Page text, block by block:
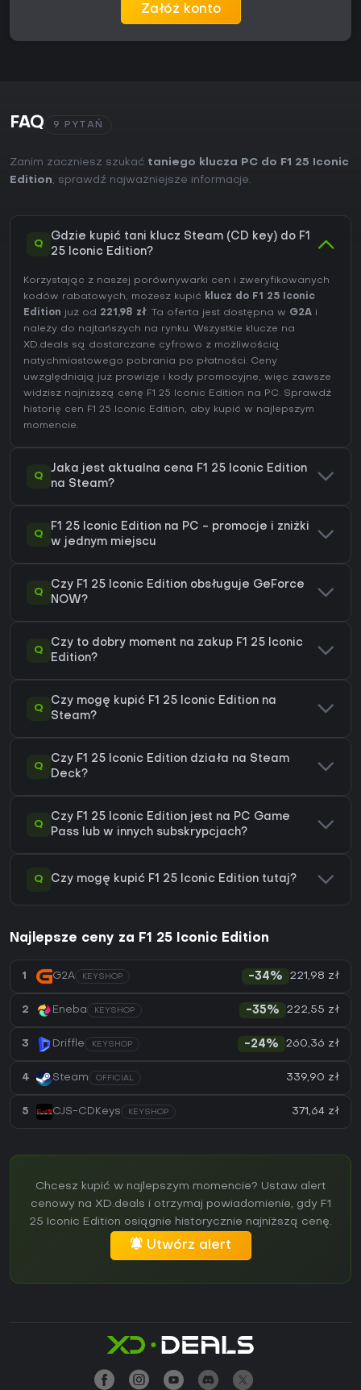
Załóż konto
FAQ 9 PYTAŃ
Zanim zaczniesz szukać taniego klucza PC do F1 25 Iconic
Edition, sprawdź najważniejsze informacje.
Q
Gdzie kupić tani klucz Steam (CD key) do F1
25 Iconic Edition?
Korzystając z naszej porównywarki cen i zweryfikowanych
kodów rabatowych, możesz kupić klucz do F1 25 Iconic
Edition już od 221,98 zł. Ta oferta jest dostępna w G2A i
należy do najtańszych na rynku. Wszystkie klucze na
XD.deals są dostarczane cyfrowo z możliwością
natychmiastowego pobrania po płatności. Ceny
uwzględniają już prowizje i kody promocyjne, więc zawsze
widzisz najniższą cenę F1 25 Iconic Edition na PC. Sprawdź
historię cen F1 25 Iconic Edition, aby kupić w najlepszym
momencie.
Q
Jaka jest aktualna cena F1 25 Iconic Edition
na Steam?
Q
F1 25 Iconic Edition na PC - promocje i zniżki
w jednym miejscu
Q
Czy F1 25 Iconic Edition obsługuje GeForce
NOW?
Q
Czy to dobry moment na zakup F1 25 Iconic
Edition?
Q
Czy mogę kupić F1 25 Iconic Edition na
Steam?
Q
Czy F1 25 Iconic Edition działa na Steam
Deck?
Q
Czy F1 25 Iconic Edition jest na PC Game
Pass lub w innych subskrypcjach?
Q Czy mogę kupić F1 25 Iconic Edition tutaj?
Najlepsze ceny za F1 25 Iconic Edition
1 G2A KEYSHOP -34% 221,98 zł
2 Eneba KEYSHOP -35% 222,55 zł
3 Driffle KEYSHOP -24% 260,36 zł
4 Steam OFFICIAL 339,90 zł
5 CJS-CDKeys KEYSHOP 371,64 zł
Chcesz kupić w najlepszym momencie? Ustaw alert
cenowy na XD.deals i otrzymaj powiadomienie, gdy F1
25 Iconic Edition osiągnie historycznie najniższą cenę.
Utwórz alert